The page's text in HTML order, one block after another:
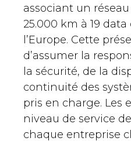
associant un
25.000 km à 19
l’Europe. Cette
d’assumer la
la sécurité, de la
continuité des
pris en charge. Les
niveau de service
chaque entreprise